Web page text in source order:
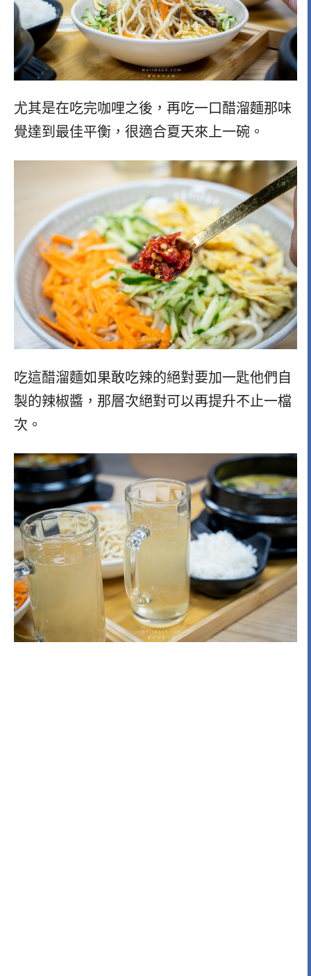
尤其是在吃完咖哩之後，再吃一口醋溜麵那味
覺達到最佳平衡，很適合夏天來上一碗。
吃這醋溜麵如果敢吃辣的絕對要加一匙他們自
製的辣椒醬，那層次絕對可以再提升不止一檔
次。